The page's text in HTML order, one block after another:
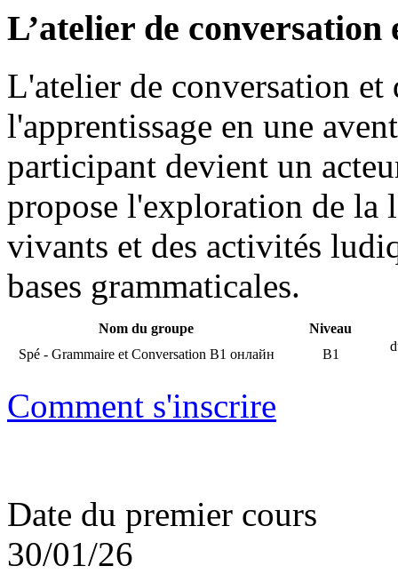
L’atelier de
L'atelier de conversation et
l'apprentissage en une
participant devient un
propose l'exploration de la
vivants et des activités
bases grammaticales.
Nom du groupe
Niveau
Spé - Grammaire et Conversation B1 онлайн
В1
Comment s'inscrire
Date du premier cours
30/01/26